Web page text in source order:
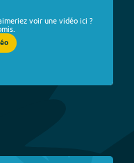
voir une vidéo ici ?